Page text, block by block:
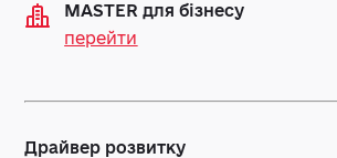
MASTER для бізнесу
перейти
Драйвер розвитку